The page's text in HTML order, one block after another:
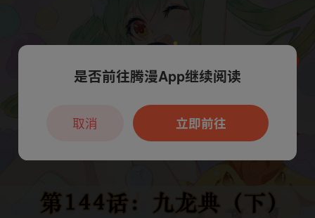
本章节仅支持App阅读，可打开App新用
户7天免费看
是否前往腾漫App继续阅读
立即前往
取消